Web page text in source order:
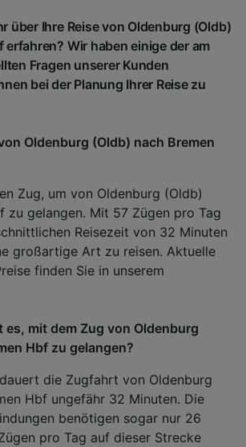
über Ihre Reise von Oldenburg (Oldb)
erfahren? Wir haben einige der am
Fragen unserer Kunden
bei der Planung Ihrer Reise zu
Oldenburg (Oldb) nach Bremen
Zug, um von Oldenburg (Oldb)
zu gelangen. Mit 57 Zügen pro Tag
Reisezeit von 32 Minuten
großartige Art zu reisen. Aktuelle
finden Sie in unserem
es, mit dem Zug von Oldenburg
Hbf zu gelangen?
die Zugfahrt von Oldenburg
Hbf ungefähr 32 Minuten. Die
benötigen sogar nur 26
pro Tag auf dieser Strecke